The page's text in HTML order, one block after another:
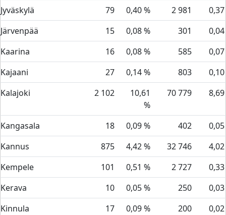
Jyväskylä
79 0,40 % 2 981
0,37
Järvenpää
15 0,08 % 301
0,04
Kaarina
16 0,08 % 585
0,07
Kajaani
27 0,14 % 803
0,10
Kalajoki
2 102
10,61
%
70 779 8,69
Kangasala 18 0,09 % 402
0,05
Kannus
875 4,42 % 32 746
4,02
Kempele
101 0,51 % 2 727
0,33
Kerava
10 0,05 % 250
0,03
Kinnula
17 0,09 % 200
0,02